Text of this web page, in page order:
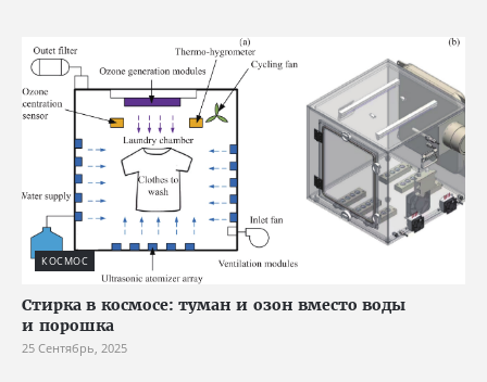
КОСМОС
Стирка в космосе: туман и озон вместо воды
и порошка
25 Сентябрь, 2025